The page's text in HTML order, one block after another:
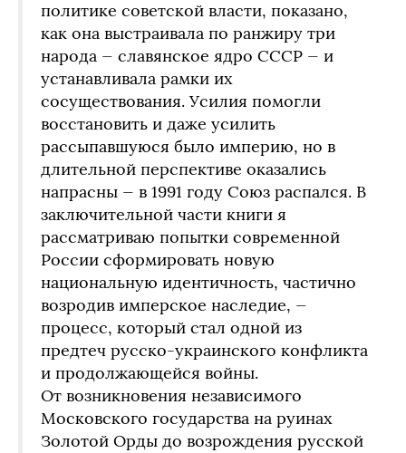
политике советской власти, показано,
как она выстраивала по ранжиру три
народа — славянское ядро СССР — и
устанавливала рамки их
сосуществования. Усилия помогли
восстановить и даже усилить
рассыпавшуюся было империю, но в
длительной перспективе оказались
напрасны — в 1991 году Союз распался. В
заключительной части книги я
рассматриваю попытки современной
России сформировать новую
национальную идентичность, частично
возродив имперское наследие, —
процесс, который стал одной из
предтеч русско-украинского конфликта
и продолжающейся войны.
От возникновения независимого
Московского государства на руинах
Золотой Орды до возрождения русской